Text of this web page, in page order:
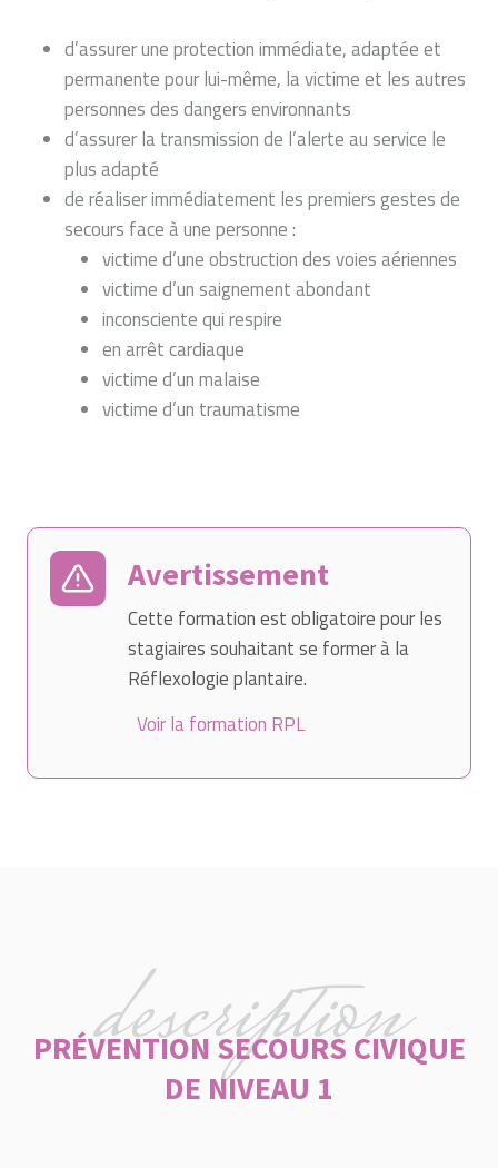
d’assurer une protection immédiate, adaptée et
permanente pour lui-même, la victime et les autres
personnes des dangers environnants
d’assurer la transmission de l’alerte au service le
plus adapté
de réaliser immédiatement les premiers gestes de
secours face à une personne :
victime d’une obstruction des voies aériennes
victime d’un saignement abondant
inconsciente qui respire
en arrêt cardiaque
victime d’un malaise
victime d’un traumatisme
Avertissement
Cette formation est obligatoire pour les
stagiaires souhaitant se former à la
Réflexologie plantaire.
Voir la formation RPL
description
PRÉVENTION SECOURS CIVIQUE
DE NIVEAU 1